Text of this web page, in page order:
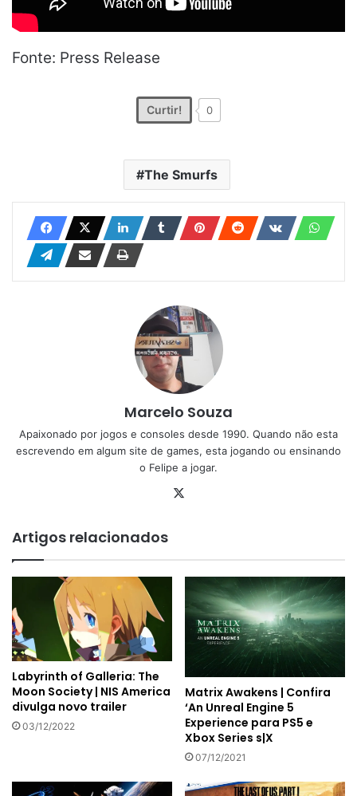
Fonte: Press Release
Curtir! 0
The Smurfs
Marcelo Souza
Apaixonado por jogos e consoles desde 1990. Quando não esta
escrevendo em algum site de games, esta jogando ou ensinando
o Felipe a jogar.
Artigos relacionados
Labyrinth of Galleria: The
Moon Society | NIS America
divulga novo trailer
03/12/2022
Matrix Awakens | Confira
‘An Unreal Engine 5
Experience para PS5 e
Xbox Series s|X
07/12/2021